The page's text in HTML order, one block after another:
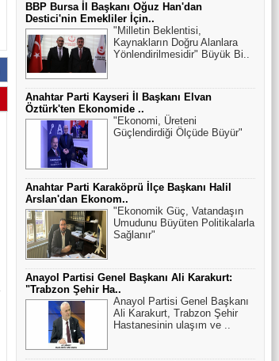
BBP Bursa İl Başkanı Oğuz Han'dan
Destici'nin Emekliler İçin..
"Milletin Beklentisi,
Kaynakların Doğru Alanlara
Yönlendirilmesidir" Büyük Bi..
Anahtar Parti Kayseri İl Başkanı Elvan
Öztürk'ten Ekonomide ..
"Ekonomi, Üreteni
Güçlendirdiği Ölçüde Büyür"
Anahtar Parti Karaköprü İlçe Başkanı Halil
Arslan'dan Ekonom..
"Ekonomik Güç, Vatandaşın
Umudunu Büyüten Politikalarla
Sağlanır"
Anayol Partisi Genel Başkanı Ali Karakurt:
"Trabzon Şehir Ha..
Anayol Partisi Genel Başkanı
Ali Karakurt, Trabzon Şehir
Hastanesinin ulaşım ve ..